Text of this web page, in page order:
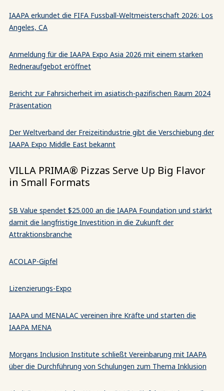
IAAPA erkundet die FIFA Fussball-Weltmeisterschaft 2026: Los
Angeles, CA
Anmeldung für die IAAPA Expo Asia 2026 mit einem starken
Redneraufgebot eröffnet
Bericht zur Fahrsicherheit im asiatisch-pazifischen Raum 2024
Präsentation
Der Weltverband der Freizeitindustrie gibt die Verschiebung der
IAAPA Expo Middle East bekannt
VILLA PRIMA® Pizzas Serve Up Big Flavor
in Small Formats
SB Value spendet $25.000 an die IAAPA Foundation und stärkt
damit die langfristige Investition in die Zukunft der
Attraktionsbranche
ACOLAP-Gipfel
Lizenzierungs-Expo
IAAPA und MENALAC vereinen ihre Kräfte und starten die
IAAPA MENA
Morgans Inclusion Institute schließt Vereinbarung mit IAAPA
über die Durchführung von Schulungen zum Thema Inklusion